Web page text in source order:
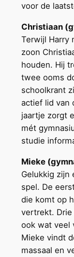
voor de
Christiaan
Terwijl Harry
zoon
houden. Hij
twee ooms
schoolkrant
actief lid van
jaartje zorgt
mét
studie
Mieke
Gelukkig zijn
spel. De
die komt op
vertrekt. Drie
ook wat veel
Mieke vindt
massaal en